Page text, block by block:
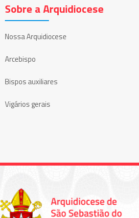
Sobre a Arquidiocese
Nossa Arquidiocese
Arcebispo
Bispos auxiliares
Vigários gerais